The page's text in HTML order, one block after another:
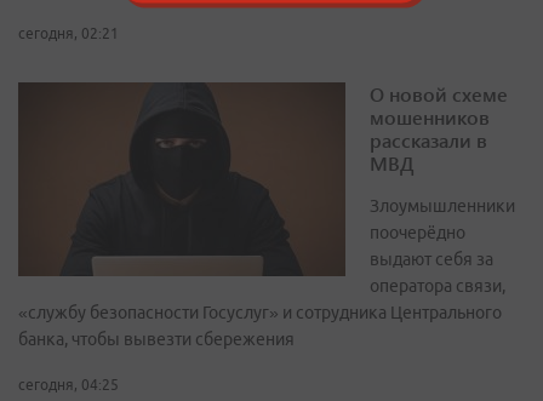
сегодня, 02:21
О новой схеме
мошенников
рассказали в
МВД
Злоумышленники
поочерёдно
выдают себя за
оператора связи,
«службу безопасности Госуслуг» и сотрудника Центрального
банка, чтобы вывезти сбережения
сегодня, 04:25